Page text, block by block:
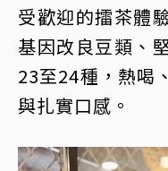
受歡迎的擂茶體
基因改良豆類、
23至24種，熱喝
與扎實口感。